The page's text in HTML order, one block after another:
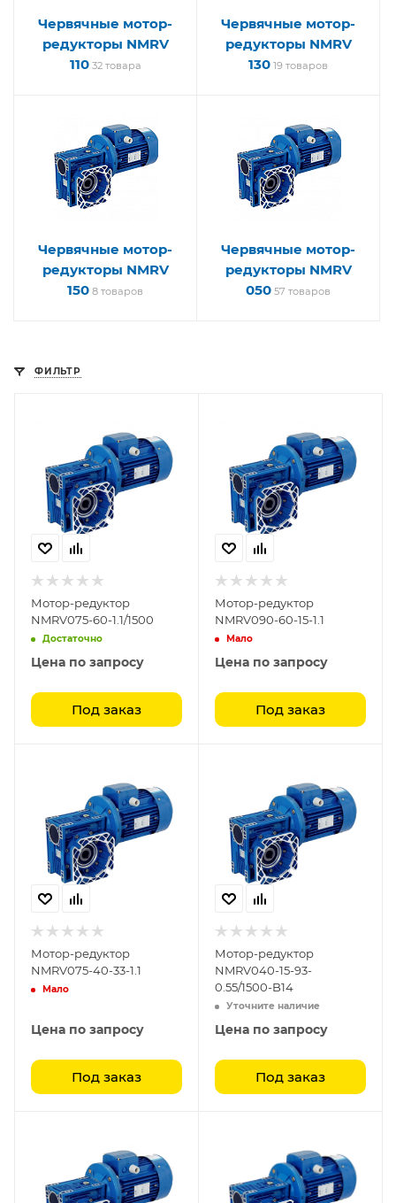
Червячные мотор-
редукторы NMRV
110 32 товара
Червячные мотор-
редукторы NMRV
130 19 товаров
Червячные мотор-
редукторы NMRV
150 8 товаров
Червячные мотор-
редукторы NMRV
050 57 товаров
ФИЛЬТР
Мотор-редуктор
NMRV075-60-1.1/1500
Достаточно
Цена по запросу
Под заказ
Мотор-редуктор
NMRV090-60-15-1.1
Мало
Цена по запросу
Под заказ
Мотор-редуктор
NMRV075-40-33-1.1
Мало
Цена по запросу
Под заказ
Мотор-редуктор
NMRV040-15-93-
0.55/1500-B14
Уточните наличие
Цена по запросу
Под заказ